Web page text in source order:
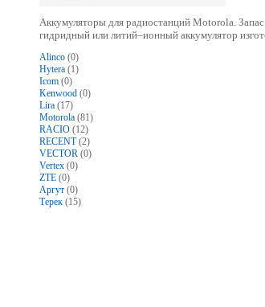
Аккумуляторы для радиостанций Motorola.
гидридный или литий–ионный аккумулятор
Alinco (0)
Hytera (1)
Icom (0)
Kenwood (0)
Lira (17)
Motorola (81)
RACIO (12)
RECENT(2)
VECTOR (0)
Vertex (0)
ZTE (0)
Аргут (0)
Терек (15)